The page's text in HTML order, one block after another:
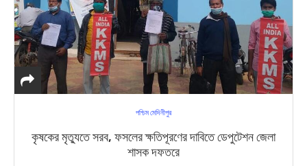
পশ্চিম মেদিনীপুর
কৃষকের মৃত্যুতে সরব, ফসলের ক্ষতিপূরণের দাবিতে ডেপুটেশন জেলা
শাসক দফতরে